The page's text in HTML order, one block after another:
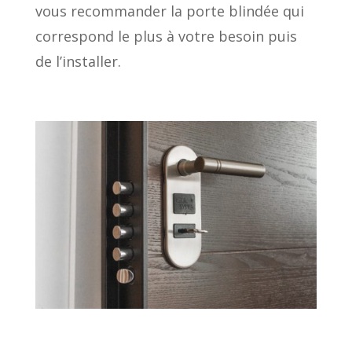
vous recommander la porte blindée qui
correspond le plus à votre besoin puis
de l’installer.